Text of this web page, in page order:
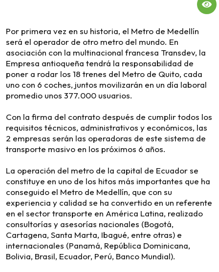
Por primera vez en su historia, el Metro de Medellín
será el operador de otro metro del mundo. En
asociación con la multinacional francesa Transdev, la
Empresa antioqueña tendrá la responsabilidad de
poner a rodar los 18 trenes del Metro de Quito, cada
uno con 6 coches, juntos movilizarán en un día laboral
promedio unos 377.000 usuarios.
Con la firma del contrato después de cumplir todos los
requisitos técnicos, administrativos y económicos, las
2 empresas serán las operadoras de este sistema de
transporte masivo en los próximos 6 años.
La operación del metro de la capital de Ecuador se
constituye en uno de los hitos más importantes que ha
conseguido el Metro de Medellín, que con su
experiencia y calidad se ha convertido en un referente
en el sector transporte en América Latina, realizado
consultorías y asesorías nacionales (Bogotá,
Cartagena, Santa Marta, Ibagué, entre otras) e
internacionales (Panamá, República Dominicana,
Bolivia, Brasil, Ecuador, Perú, Banco Mundial).